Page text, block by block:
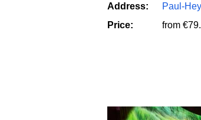
Address:
Paul-
Price:
from